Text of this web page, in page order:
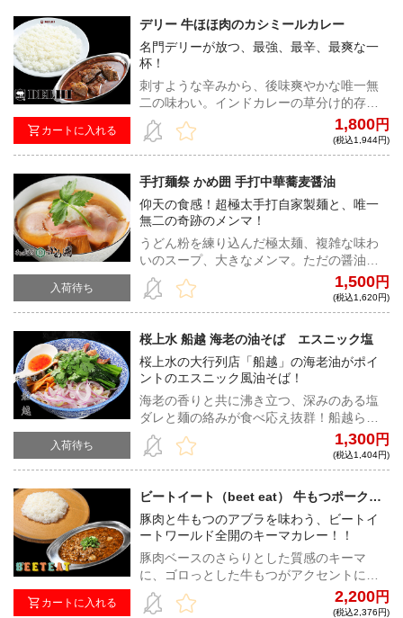
カートに入れる
デリー 牛ほほ肉のカシミールカレー
名門デリーが放つ、最強、最辛、最爽な一
杯！
刺すような辛みから、後味爽やかな唯一無
二の味わい。インドカレーの草分け的存在
として、カレー業界でも大きな影響力を持
つデリー。有名コンビニ店とのコラボなど
も実施され、知名度も抜群だ。
1,800円
(税込1,944円)
入荷待ち
手打麺祭 かめ囲 手打中華蕎麦醤油
仰天の食感！超極太手打自家製麺と、唯一
無二の奇跡のメンマ！
うどん粉を練り込んだ極太麺、複雑な味わ
いのスープ、大きなメンマ。ただの醤油ラ
ーメンとは一括りにできない。そんな、長
時間の行列待ちは必須の一杯をご自宅にお
届けいたします。
1,500円
(税込1,620円)
入荷待ち
桜上水 船越 海老の油そば エスニック塩
桜上水の大行列店「船越」の海老油がポイ
ントのエスニック風油そば！
海老の香りと共に沸き立つ、深みのある塩
ダレと麺の絡みが食べ応え抜群！船越らし
い満足感のある味わいにスイートチリソー
スが合わされば、甘みと爽やかさが加わ
り、ひと味違う表情を魅せる！
1,300円
(税込1,404円)
カートに入れる
ビートイート（beet eat） 牛もつポークキ
ーマカレー
豚肉と牛もつのアブラを味わう、ビートイ
ートワールド全開のキーマカレー！！
豚肉ベースのさらりとした質感のキーマ
に、ゴロっとした牛もつがアクセントに加
わり、スパイスの複雑な味わいの中にアブ
ラの旨みを楽しめる、香りや辛さのバラン
2,200円
(税込2,376円)